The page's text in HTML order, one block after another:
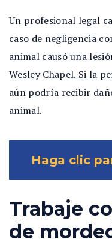
Un profesional legal
caso de negligencia
animal causó una
Wesley Chapel. Si la
aún podría recibir
animal.
Haga clic
Trabaje
de